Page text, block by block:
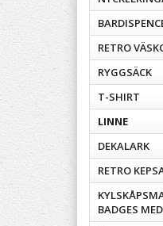
RETRO
RYGGSÄCK
T-SHIRT
LINNE
DEKALARK
RETRO
BADGES